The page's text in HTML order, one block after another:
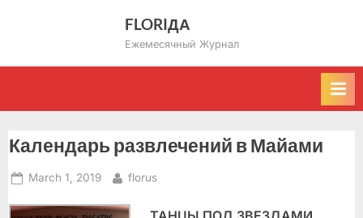
FLORIДА
Ежемесячный Журнал
Календарь развлечений в Майами
Posted
March 1, 2019 By
florus